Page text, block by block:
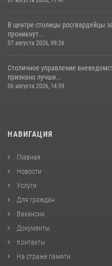
В центре столицы росгвардейцы
проникнут...
07 августа 2026, 09:26
Столичное управление
признано лучши...
06 августа 2026, 14:59
НАВИГАЦИЯ
Главная
Новости
Услуги
Для граждан
Вакансии
Документы
Контакты
На страже памяти